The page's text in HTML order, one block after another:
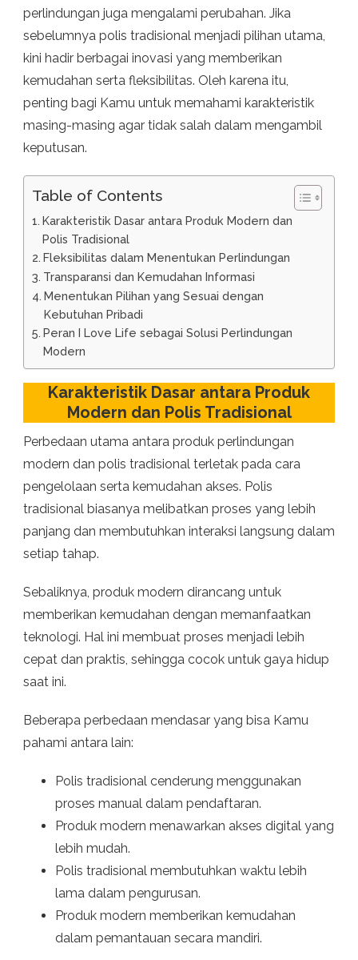
perlindungan juga mengalami perubahan. Jika
sebelumnya polis tradisional menjadi pilihan utama,
kini hadir berbagai inovasi yang memberikan
kemudahan serta fleksibilitas. Oleh karena itu,
penting bagi Kamu untuk memahami karakteristik
masing-masing agar tidak salah dalam mengambil
keputusan.
Table of Contents
Karakteristik Dasar antara Produk Modern dan
Polis Tradisional
Fleksibilitas dalam Menentukan Perlindungan
Transparansi dan Kemudahan Informasi
Menentukan Pilihan yang Sesuai dengan
Kebutuhan Pribadi
Peran I Love Life sebagai Solusi Perlindungan
Modern
Karakteristik Dasar antara Produk
Modern dan Polis Tradisional
Perbedaan utama antara produk perlindungan
modern dan polis tradisional terletak pada cara
pengelolaan serta kemudahan akses. Polis
tradisional biasanya melibatkan proses yang lebih
panjang dan membutuhkan interaksi langsung dalam
setiap tahap.
Sebaliknya, produk modern dirancang untuk
memberikan kemudahan dengan memanfaatkan
teknologi. Hal ini membuat proses menjadi lebih
cepat dan praktis, sehingga cocok untuk gaya hidup
saat ini.
Beberapa perbedaan mendasar yang bisa Kamu
pahami antara lain:
Polis tradisional cenderung menggunakan
proses manual dalam pendaftaran.
Produk modern menawarkan akses digital yang
lebih mudah.
Polis tradisional membutuhkan waktu lebih
lama dalam pengurusan.
Produk modern memberikan kemudahan
dalam pemantauan secara mandiri.